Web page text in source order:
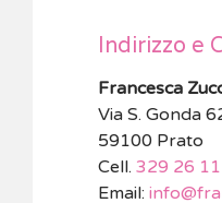
Indirizzo e
Francesca
Via S. Gonda
59100 Prato
Cell. 329 26
Email: